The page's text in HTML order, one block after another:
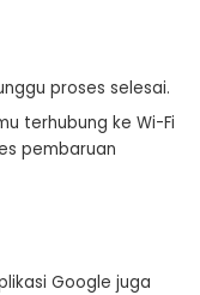
proses selesai.
terhubung ke Wi-Fi
pembaruan
Google juga